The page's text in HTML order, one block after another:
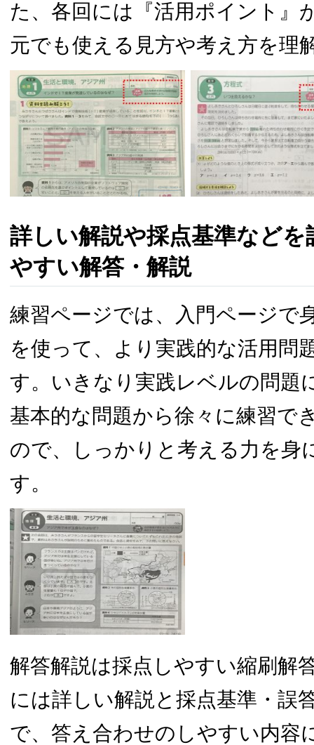
た、各回には『活用ポイント』
元でも使える見方や考え方を理
詳しい解説や採点基準など
やすい解答・解説
練習ページでは、入門ページで
を使って、より実践的な活用問
す。いきなり実践レベルの問題
基本的な問題から徐々に練習で
ので、しっかりと考える力を身
す。
解答解説は採点しやすい縮刷解
には詳しい解説と採点基準・誤
で、答え合わせのしやすい内容